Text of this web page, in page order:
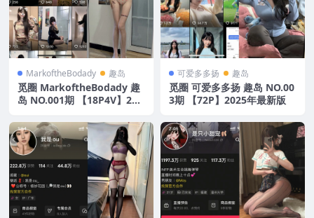
MarkoftheBodady 趣岛
觅圈 MarkoftheBodady 趣
岛 NO.001期 【18P4V】202
可爱多多扬 趣岛
觅圈 可爱多多扬 趣岛 NO.00
3期 【72P】2025年最新版